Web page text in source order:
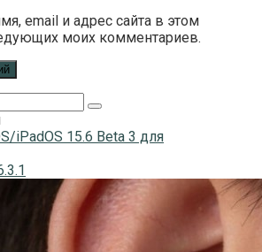
email и адрес сайта в этом
моих комментариев.
iPadOS 15.6 Beta 3 для